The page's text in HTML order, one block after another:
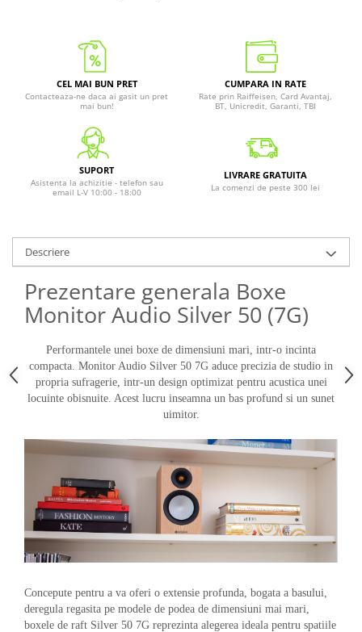
CEL MAI BUN PRET
Contacteaza-ne daca ai gasit un pret
mai bun!
CUMPARA IN RATE
Rate prin Raiffeisen, Card Avantaj,
BT, Unicredit, Garanti, TBI
SUPORT
Asistenta la achizitie - telefon sau
email L-V 10:00 - 18:00
LIVRARE GRATUITA
La comenzi de peste 300 lei
Descriere
Prezentare generala Boxe
Monitor Audio Silver 50 (7G)
Performantele unei boxe de dimensiuni mari, intr-o incinta
compacta. Monitor Audio Silver 50 7G aduce precizia de studio in
propria sufragerie, intr-un design optimizat pentru acustica unei
locuinte obisnuite. Acest lucru inseamna un bas profund si un sunet
uimitor.
Concepute pentru a va oferi o extensie profunda, bogata a basului,
deregula regasita pe modele de podea de dimensiuni mai mari,
boxele de raft Silver 50 7G reprezinta alegerea ideala pentru spatiile